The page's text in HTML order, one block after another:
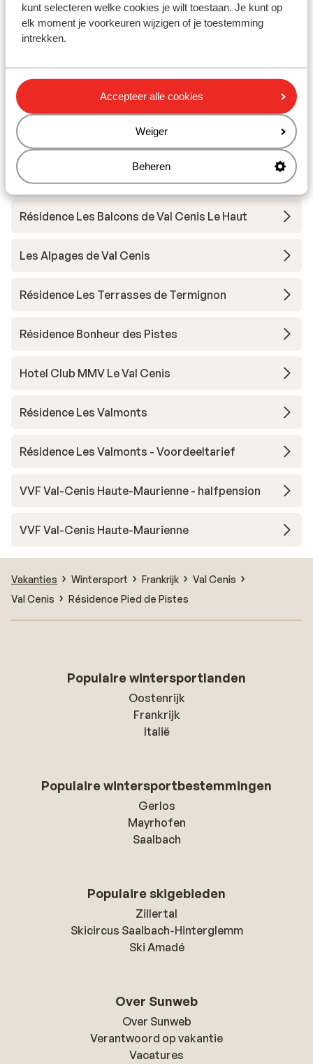
kunt selecteren welke cookies je wilt toestaan. Je kunt op
elk moment je voorkeuren wijzigen of je toestemming
intrekken.
Accepteer alle cookies
Weiger
Beheren
Hôtel Saint Charles
Résidence Les Balcons de Val Cenis Village
Résidence Les Chalets de Flambeau
Résidence Les Chalets de Flambeau -
Voordeeltarief
Village Club Miléade de Val Cenis
Résidence Les Balcons de Val Cenis Le Haut
Les Alpages de Val Cenis
Résidence Les Terrasses de Termignon
Résidence Bonheur des Pistes
Hotel Club MMV Le Val Cenis
Résidence Les Valmonts
Résidence Les Valmonts - Voordeeltarief
VVF Val-Cenis Haute-Maurienne - halfpension
VVF Val-Cenis Haute-Maurienne
Vakanties Wintersport Frankrijk
Val Cenis
Val Cenis
Résidence Pied de Pistes
Populaire wintersportlanden
Oostenrijk
Frankrijk
Italië
Populaire wintersportbestemmingen
Gerlos
Mayrhofen
Saalbach
Populaire skigebieden
Zillertal
Skicircus Saalbach-Hinterglemm
Ski Amadé
Over Sunweb
Over Sunweb
Verantwoord op vakantie
Vacatures